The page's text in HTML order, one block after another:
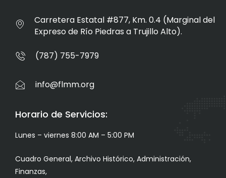
Carretera Estatal #877, Km. 0.4 (Marginal del
Expreso de Río Piedras a Trujillo Alto).
(787) 755-7979
info@flmm.org
Horario de Servicios:
Lunes – viernes 8:00 AM – 5:00 PM
Cuadro General, Archivo Histórico, Administración,
Finanzas,